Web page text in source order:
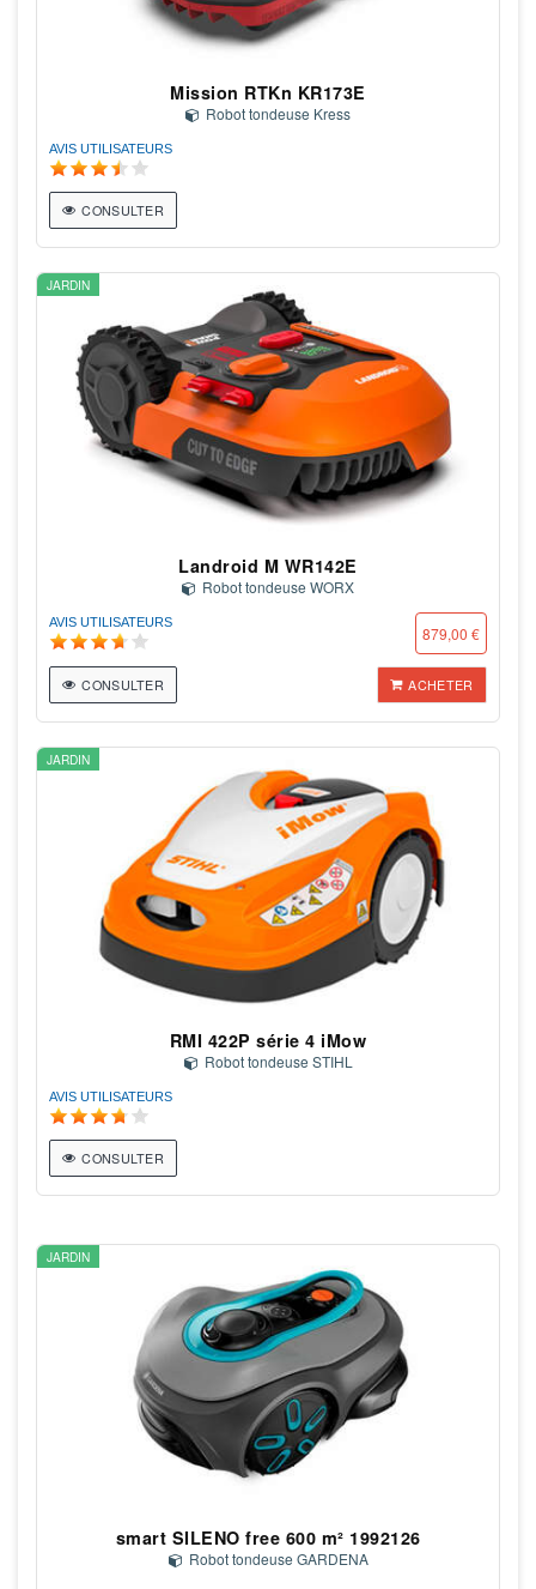
Mission RTKn KR173E
Robot tondeuse Kress
AVIS UTILISATEURS
CONSULTER
JARDIN
Landroid M WR142E
Robot tondeuse WORX
AVIS UTILISATEURS
879,00 €
CONSULTER ACHETER
JARDIN
RMI 422P série 4 iMow
Robot tondeuse STIHL
AVIS UTILISATEURS
CONSULTER
JARDIN
smart SILENO free 600 m² 1992126
Robot tondeuse GARDENA